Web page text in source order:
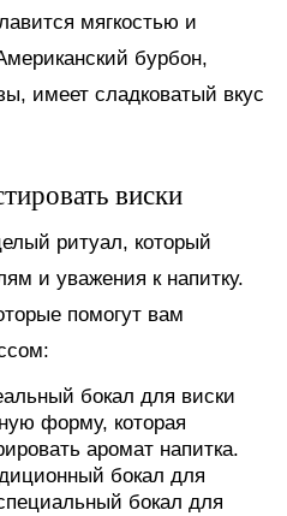
мягкостью и
бурбон,
имеет сладковатый вкус
виски
ритуал, который
и уважения к напитку.
помогут вам
бокал для виски
форму, которая
аромат напитка.
бокал для
бокал для